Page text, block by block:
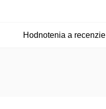
Hodnotenia a recenzie